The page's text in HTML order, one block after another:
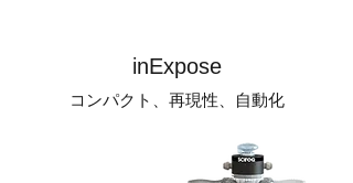
inExpose
コンパクト、再現性、自動化